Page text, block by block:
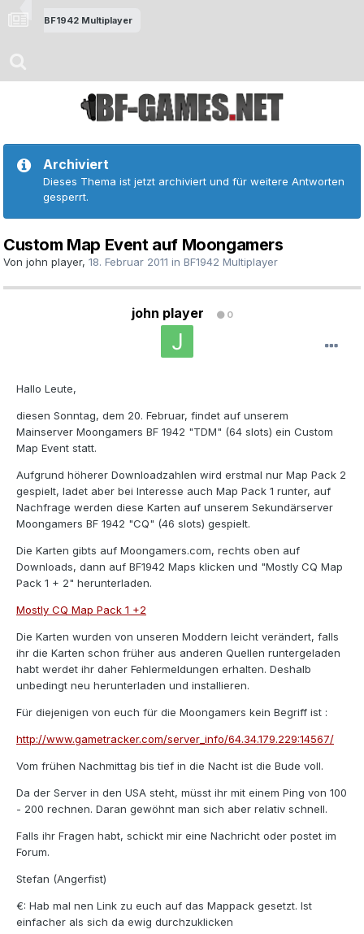
BF1942 Multiplayer
Archiviert
Dieses Thema ist jetzt archiviert und für weitere Antworten
gesperrt.
Custom Map Event auf Moongamers
Von john player, 18. Februar 2011 in BF1942 Multiplayer
john player 0
Hallo Leute,
diesen Sonntag, dem 20. Februar, findet auf unserem
Mainserver Moongamers BF 1942 "TDM" (64 slots) ein Custom
Map Event statt.
Aufgrund höherer Downloadzahlen wird erstmal nur Map Pack 2
gespielt, ladet aber bei Interesse auch Map Pack 1 runter, auf
Nachfrage werden diese Karten auf unserem Sekundärserver
Moongamers BF 1942 "CQ" (46 slots) gespielt.
Die Karten gibts auf Moongamers.com, rechts oben auf
Downloads, dann auf BF1942 Maps klicken und "Mostly CQ Map
Pack 1 + 2" herunterladen.
Mostly CQ Map Pack 1 +2
Die Karten wurden von unseren Moddern leicht verändert, falls
ihr die Karten schon früher aus anderen Quellen runtergeladen
habt werdet ihr daher Fehlermeldungen erhalten. Deshalb
unbedingt neu herunterladen und installieren.
Für diejenigen von euch für die Moongamers kein Begriff ist :
http://www.gametracker.com/server_info/64.34.179.229:14567/
Vom frühen Nachmittag bis tief in die Nacht ist die Bude voll.
Da der Server in den USA steht, müsst ihr mit einem Ping von 100
- 200 rechnen. Daran gewöhnt man sich aber relativ schnell.
Falls ihr Fragen habt, schickt mir eine Nachricht oder postet im
Forum.
Stefan (Angerfist)
€: Hab mal nen Link zu euch auf das Mappack gesetzt. Ist
einfacher als sich da ewig durchzuklicken